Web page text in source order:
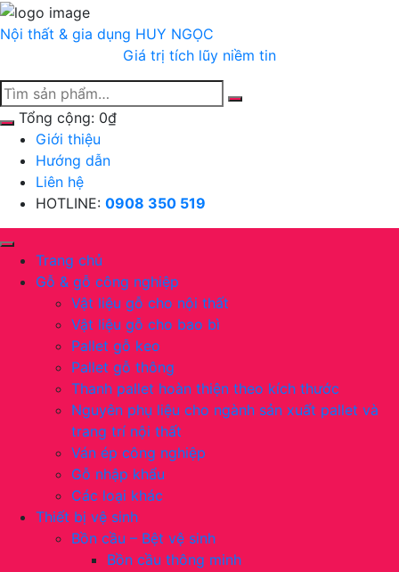
Chuyển
tới
Nội thất & gia dụng HUY NGỌC
Giá trị tích lũy niềm tin
Tổng cộng: 0₫
Giới thiệu
Hướng dẫn
Liên hệ
HOTLINE: 0908 350 519
Trang chủ
Gỗ & gỗ công nghiệp
Vật liệu gỗ cho nội thất
Vật liệu gỗ cho bao bì
Pallet gỗ keo
Pallet gỗ thông
Thanh pallet hoàn thiện theo kích thước
Nguyên phụ liệu cho ngành sản xuất pallet và
trang trí nội thất
Ván ép công nghiệp
Gỗ nhập khẩu
Các loại khác
Thiết bị vệ sinh
Bồn cầu – Bệt vệ sinh
Bồn cầu thông minh